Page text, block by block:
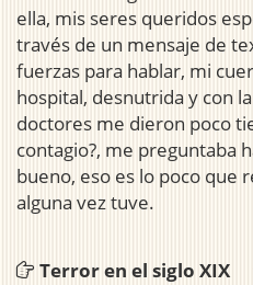
ella, mis seres queridos
través de un mensaje de
fuerzas para hablar, mi
hospital, desnutrida y con
doctores me dieron poco
contagio?, me preguntaba
bueno, eso es lo poco que
alguna vez tuve.
Terror en el siglo XIX